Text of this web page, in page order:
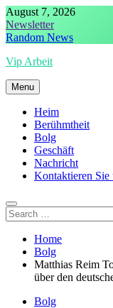
Skip
to
content
August 7, 2026
Newsletter
Random News
Vip Arbeit
Menu
Heim
Berühmtheit
Bolg
Geschäft
Nachricht
Kontaktieren Sie
Search
for:
Home
Bolg
Matthias Reim
über den
Bolg